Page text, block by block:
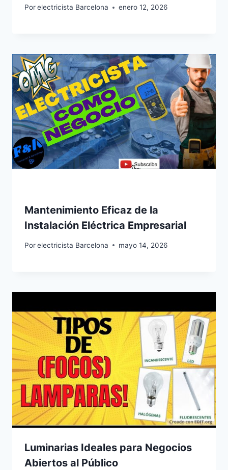
Porelectricista Barcelona enero 12, 2026
Mantenimiento Eficaz de la
Instalación Eléctrica Empresarial
Porelectricista Barcelona mayo 14, 2026
Luminarias Ideales para Negocios
Abiertos al Público